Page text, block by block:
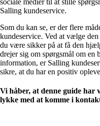
sociale medier til at stille
Salling kundeservice.
Som du kan se, er der flere
kundeservice. Ved at vælge
du være sikker på at få den
drejer sig om spørgsmål om en
information, er Salling
sikre, at du har en positiv
Vi håber, at denne guide har
lykke med at komme i